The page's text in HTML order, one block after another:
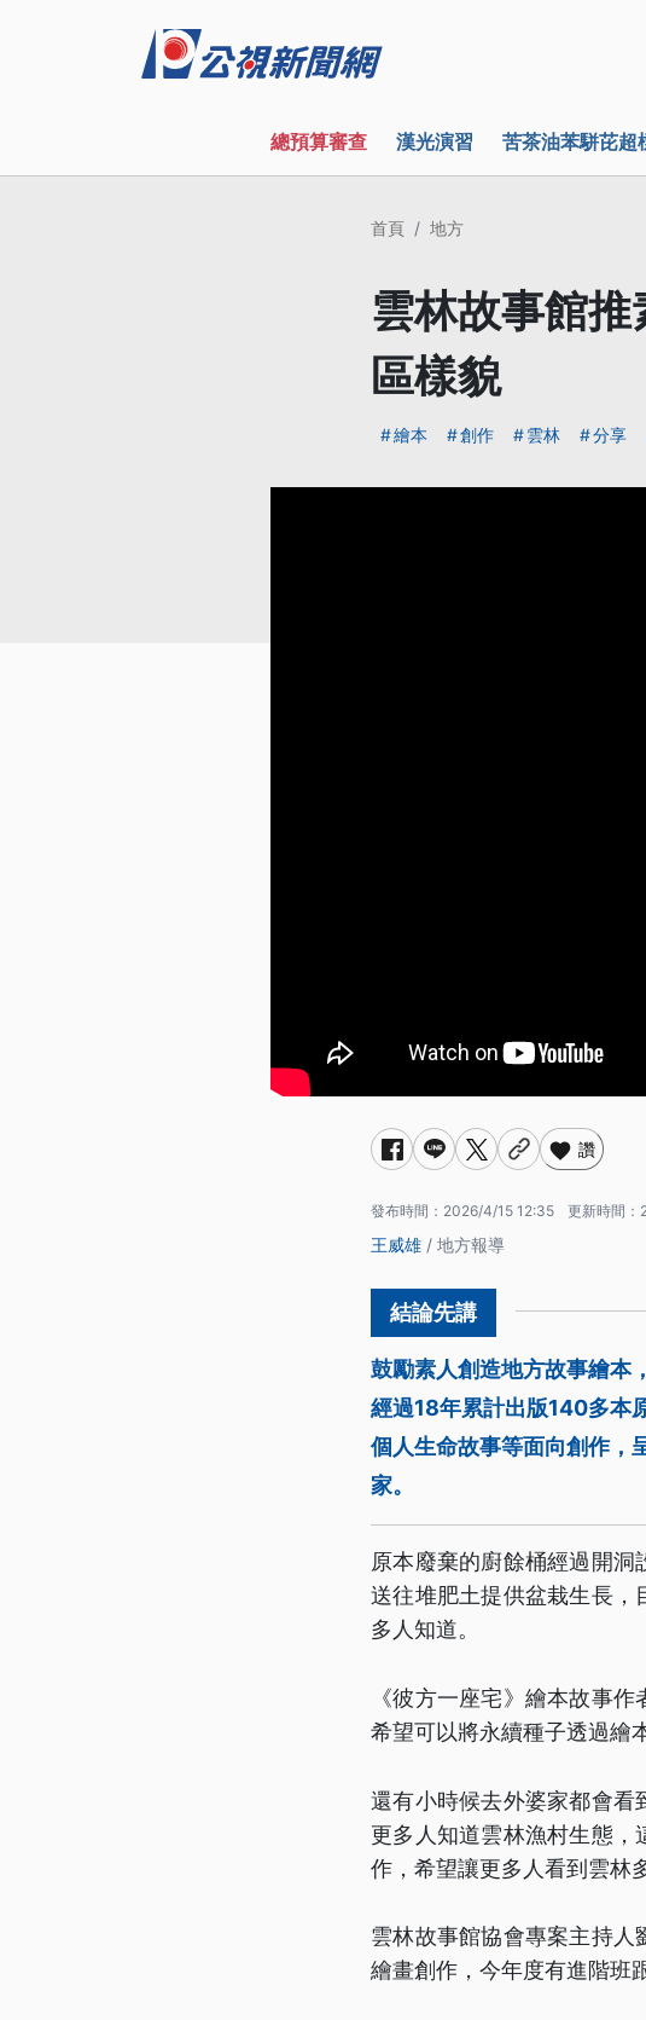
總預算審查 漢光演習 苦茶油苯駢芘超
首頁 地方
雲林故事館
區樣貌
繪本 創作 雲林 分享
讚
發布時間： 2026/4/15 12:35 更新時間：
王威雄 / 地方報導
鼓勵素人創造地方故事繪本
經過18年累計出版140多本
個人生命故事等面向創作，
家。
原本廢棄的廚餘桶經過開
送往堆肥土提供盆栽生長，
多人知道。
《彼方一座宅》繪本故事
希望可以將永續種子透過繪
還有小時候去外婆家都會看
更多人知道雲林漁村生態
作，希望讓更多人看到雲林
雲林故事館協會專案主持
繪畫創作，今年度有進階班